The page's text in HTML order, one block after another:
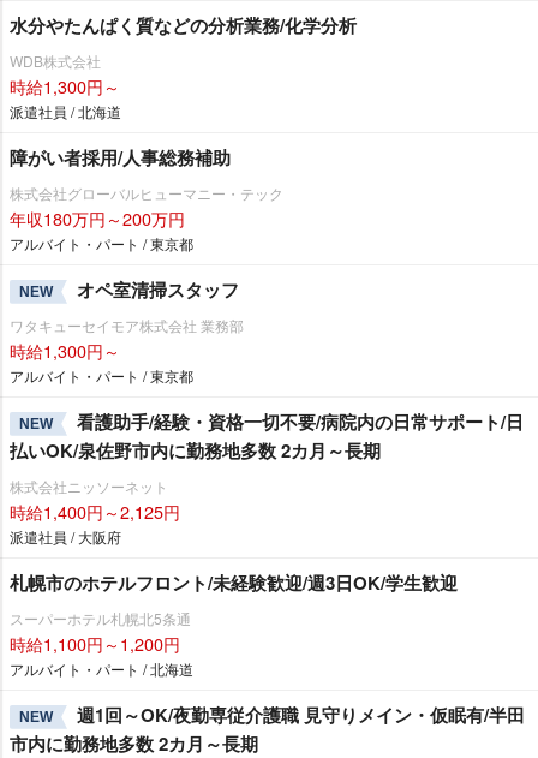
水分やたんぱく質などの分析業務/化学分析
WDB株式会社
時給1,300円～
派遣社員 / 北海道
障がい者採用/人事総務補助
株式会社グローバルヒューマニー・テック
年収180万円～200万円
アルバイト・パート / 東京都
NEW オペ室清掃スタッフ
ワタキューセイモア株式会社 業務部
時給1,300円～
アルバイト・パート / 東京都
NEW
看護助手/経験・資格一切不要/病院内の日常サポート/日
払いOK/泉佐野市内に勤務地多数 2カ月～長期
株式会社ニッソーネット
時給1,400円～2,125円
派遣社員 / 大阪府
札幌市のホテルフロント/未経験歓迎/週3日OK/学生歓迎
スーパーホテル札幌北5条通
時給1,100円～1,200円
アルバイト・パート / 北海道
NEW
週1回～OK/夜勤専従介護職 見守りメイン・仮眠有/半田
市内に勤務地多数 2カ月～長期